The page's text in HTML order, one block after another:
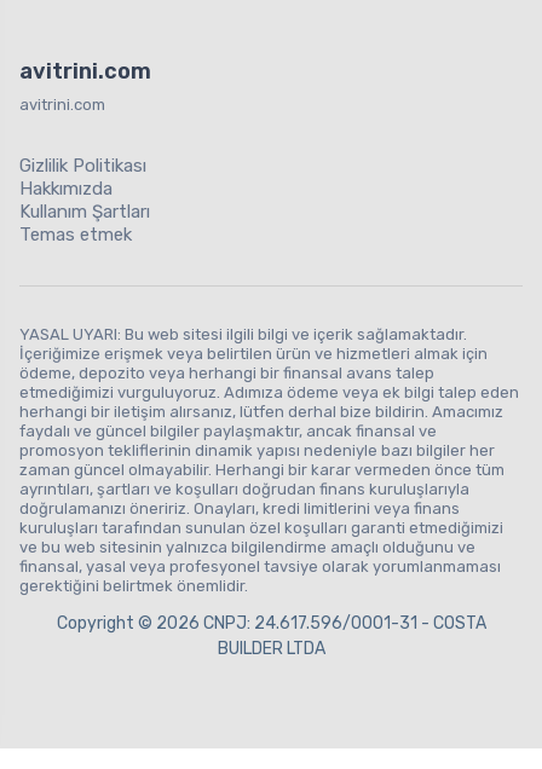
avitrini.com
avitrini.com
Gizlilik Politikası
Hakkımızda
Kullanım Şartları
Temas etmek
YASAL UYARI: Bu web sitesi ilgili bilgi ve içerik sağlamaktadır.
İçeriğimize erişmek veya belirtilen ürün ve hizmetleri almak için
ödeme, depozito veya herhangi bir finansal avans talep
etmediğimizi vurguluyoruz. Adımıza ödeme veya ek bilgi talep eden
herhangi bir iletişim alırsanız, lütfen derhal bize bildirin. Amacımız
faydalı ve güncel bilgiler paylaşmaktır, ancak finansal ve
promosyon tekliflerinin dinamik yapısı nedeniyle bazı bilgiler her
zaman güncel olmayabilir. Herhangi bir karar vermeden önce tüm
ayrıntıları, şartları ve koşulları doğrudan finans kuruluşlarıyla
doğrulamanızı öneririz. Onayları, kredi limitlerini veya finans
kuruluşları tarafından sunulan özel koşulları garanti etmediğimizi
ve bu web sitesinin yalnızca bilgilendirme amaçlı olduğunu ve
finansal, yasal veya profesyonel tavsiye olarak yorumlanmaması
gerektiğini belirtmek önemlidir.
Copyright © 2026 CNPJ: 24.617.596/0001-31 - COSTA
BUILDER LTDA